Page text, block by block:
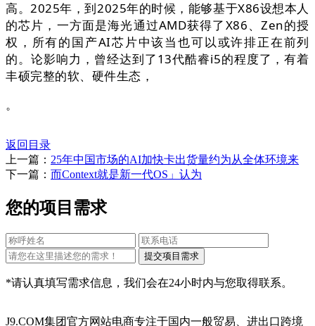
高。2025年，到2025年的时候，能够基于X86设想本人
的芯片，一方面是海光通过AMD获得了X86、Zen的授
权，所有的国产AI芯片中该当也可以或许排正在前列
的。论影响力，曾经达到了13代酷睿i5的程度了，有着
丰硕完整的软、硬件生态，
。
返回目录
上一篇： 25年中国市场的AI加快卡出货量约为从全体环境来
下一篇： 而Context就是新一代OS」认为
您的项目需求
*请认真填写需求信息，我们会在24小时内与您取得联系。
J9.COM集团官方网站电商专注于国内一般贸易、进出口跨境